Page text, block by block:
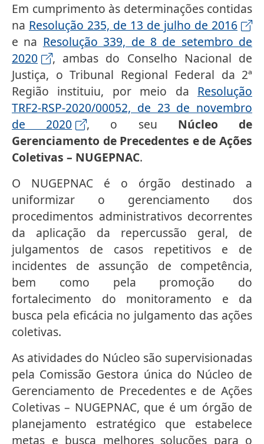
Em cumprimento às determinações contidas
na Resolução 235, de 13 de julho de 2016
e na Resolução 339, de 8 de setembro de
2020
, ambas do Conselho Nacional de
Justiça, o Tribunal Regional Federal da 2ª
Região instituiu, por meio da Resolução
TRF2-RSP-2020/00052, de 23 de novembro
de 2020
, o seu Núcleo de
Gerenciamento de Precedentes e de Ações
Coletivas – NUGEPNAC.
O NUGEPNAC é o órgão destinado a
uniformizar o gerenciamento dos
procedimentos administrativos decorrentes
da aplicação da repercussão geral, de
julgamentos de casos repetitivos e de
incidentes de assunção de competência,
bem como pela promoção do
fortalecimento do monitoramento e da
busca pela eficácia no julgamento das ações
coletivas.
As atividades do Núcleo são supervisionadas
pela Comissão Gestora única do Núcleo de
Gerenciamento de Precedentes e de Ações
Coletivas – NUGEPNAC, que é um órgão de
planejamento estratégico que estabelece
metas e busca melhores soluções para o